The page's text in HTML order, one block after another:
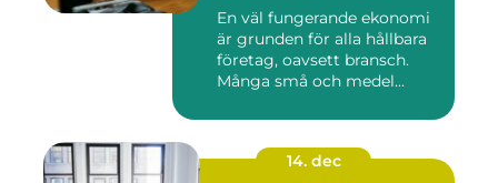
En väl fungerande ekonomi
är grunden för alla hållbara
företag, oavsett bransch.
Många små och medel...
14. dec